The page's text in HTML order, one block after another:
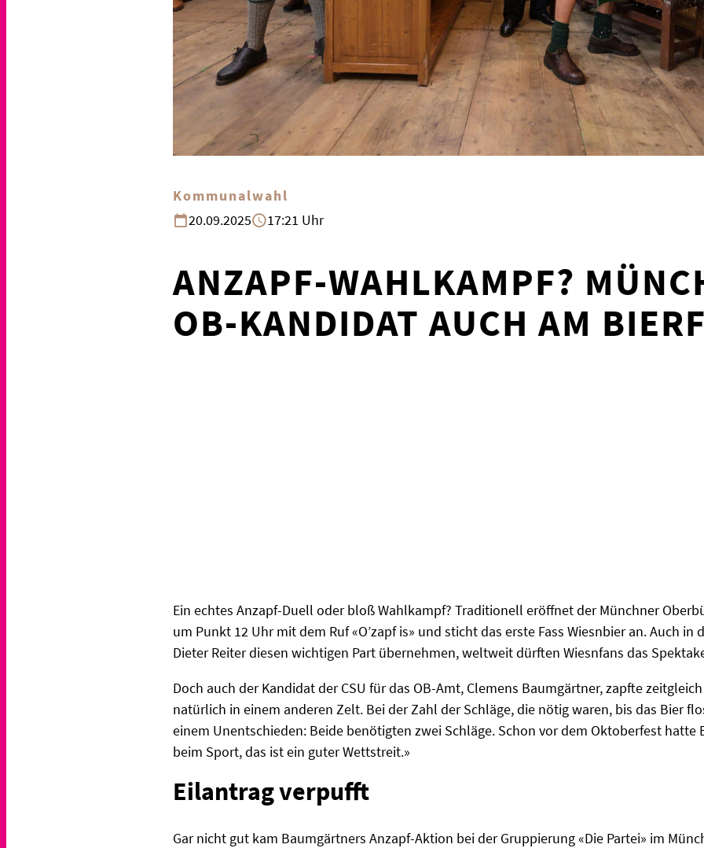
Kommunalwahl
20.09.2025
17:21 Uhr
ANZAPF-WAHLKAMPF?
OB-KANDIDAT AUCH AM
Ein echtes Anzapf-Duell oder bloß Wahlkampf? Traditionell eröffnet der Münchner
um Punkt 12 Uhr mit dem Ruf «O’zapf is» und sticht das erste Fass Wiesnbier an. Auch in
Dieter Reiter diesen wichtigen Part übernehmen, weltweit dürften Wiesnfans das
Doch auch der Kandidat der CSU für das OB-Amt, Clemens Baumgärtner, zapfte
natürlich in einem anderen Zelt. Bei der Zahl der Schläge, die nötig waren, bis das Bier
einem Unentschieden: Beide benötigten zwei Schläge. Schon vor dem Oktoberfest hatte
beim Sport, das ist ein guter Wettstreit.»
Eilantrag verpufft
Gar nicht gut kam Baumgärtners Anzapf-Aktion bei der Gruppierung «Die Partei» im